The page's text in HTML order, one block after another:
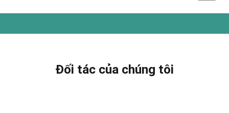
Đối tác của chúng tôi